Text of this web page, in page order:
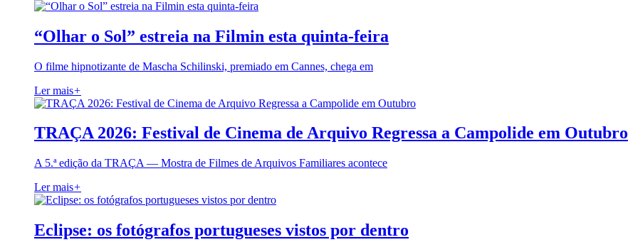
“Olhar o Sol” estreia na Filmin esta quinta-feira
O filme hipnotizante de Mascha Schilinski, premiado em Cannes, chega em
Ler mais+
TRAÇA 2026: Festival de Cinema de Arquivo Regressa a Campolide em Outubro
A 5.ª edição da TRAÇA — Mostra de Filmes de Arquivos Familiares acontece
Ler mais+
Eclipse: os fotógrafos portugueses vistos por dentro